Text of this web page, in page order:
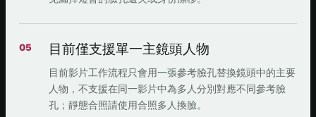
05 目前僅支援單一主鏡頭人物
目前影片工作流程只會用一張參考臉孔替換鏡頭中的主要
人物，不支援在同一影片中為多人分別對應不同參考臉
孔；靜態合照請使用合照多人換臉。